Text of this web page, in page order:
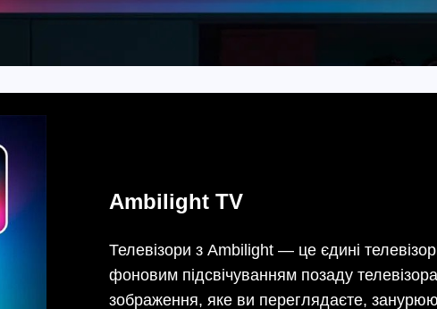
Ambilight TV
Телевізори з Ambilight — це єдині
фоновим підсвічуванням позаду
зображення, яке ви переглядаєте,